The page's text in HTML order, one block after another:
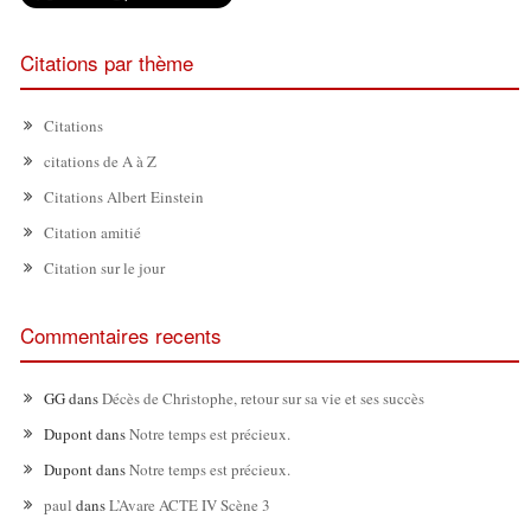
Citations par thème
Citations
citations de A à Z
Citations Albert Einstein
Citation amitié
Citation sur le jour
Commentaires recents
GGdansDécès de Christophe, retour sur sa vie et ses succès
DupontdansNotre temps est précieux.
DupontdansNotre temps est précieux.
paul dansL’Avare ACTE IV Scène 3